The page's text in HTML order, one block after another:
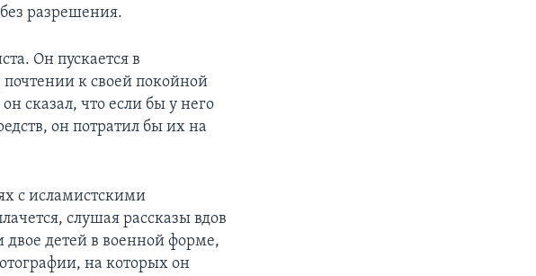
разрешения.
Он пускается в
к своей покойной
сказал, что если бы у него
он потратил бы их на
с исламистскими
слушая рассказы вдов
двое детей в военной форме,
на которых он